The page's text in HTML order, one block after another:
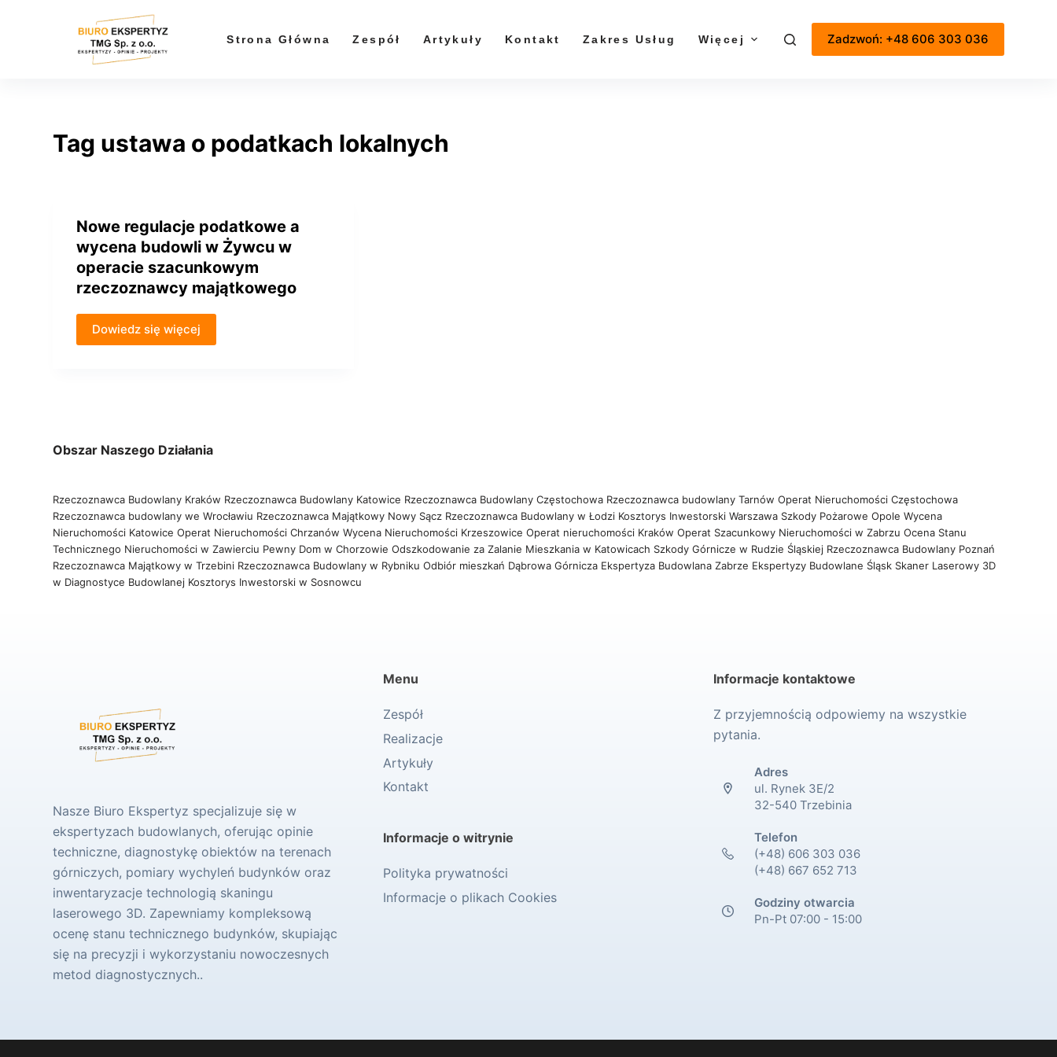
Strona Główna Zespół Artykuły Kontakt Zakres Usług Więcej Zadzwoń: +48 606 303 036
Tag ustawa o podatkach lokalnych
Nowe regulacje podatkowe a
wycena budowli w Żywcu w
operacie szacunkowym
rzeczoznawcy majątkowego
Dowiedz się więcej
Obszar Naszego Działania
Rzeczoznawca Budowlany Kraków Rzeczoznawca Budowlany Katowice Rzeczoznawca Budowlany Częstochowa Rzeczoznawca budowlany Tarnów Operat Nieruchomości Częstochowa
Rzeczoznawca budowlany we Wrocławiu Rzeczoznawca Majątkowy Nowy Sącz Rzeczoznawca Budowlany w Łodzi Kosztorys Inwestorski Warszawa Szkody Pożarowe OpoleWycena
Nieruchomości Katowice Operat Nieruchomości Chrzanów Wycena Nieruchomości KrzeszowiceOperat nieruchomości Kraków Operat Szacunkowy Nieruchomości w ZabrzuOcena Stanu
Technicznego Nieruchomości w Zawierciu Pewny Dom w Chorzowie Odszkodowanie za Zalanie Mieszkania w Katowicach Szkody Górnicze w Rudzie Śląskiej Rzeczoznawca Budowlany Poznań
Rzeczoznawca Majątkowy w Trzebini Rzeczoznawca Budowlany w RybnikuOdbiór mieszkań Dąbrowa Górnicza Ekspertyza Budowlana Zabrze Ekspertyzy Budowlane Śląsk Skaner Laserowy 3D
w Diagnostyce Budowlanej Kosztorys Inwestorski w Sosnowcu
Nasze Biuro Ekspertyz specjalizuje się w
ekspertyzach budowlanych, oferując opinie
techniczne, diagnostykę obiektów na terenach
górniczych, pomiary wychyleń budynków oraz
inwentaryzacje technologią skaningu
laserowego 3D. Zapewniamy kompleksową
ocenę stanu technicznego budynków, skupiając
się na precyzji i wykorzystaniu nowoczesnych
metod diagnostycznych..
Menu
Zespół
Realizacje
Artykuły
Kontakt
Informacje o witrynie
Polityka prywatności
Informacje o plikach Cookies
Informacje kontaktowe
Z przyjemnością odpowiemy na wszystkie
pytania.
Adres
ul. Rynek 3E/2
32-540 Trzebinia
Telefon
(+48) 606 303 036
(+48) 667 652 713
Godziny otwarcia
Pn-Pt 07:00 - 15:00